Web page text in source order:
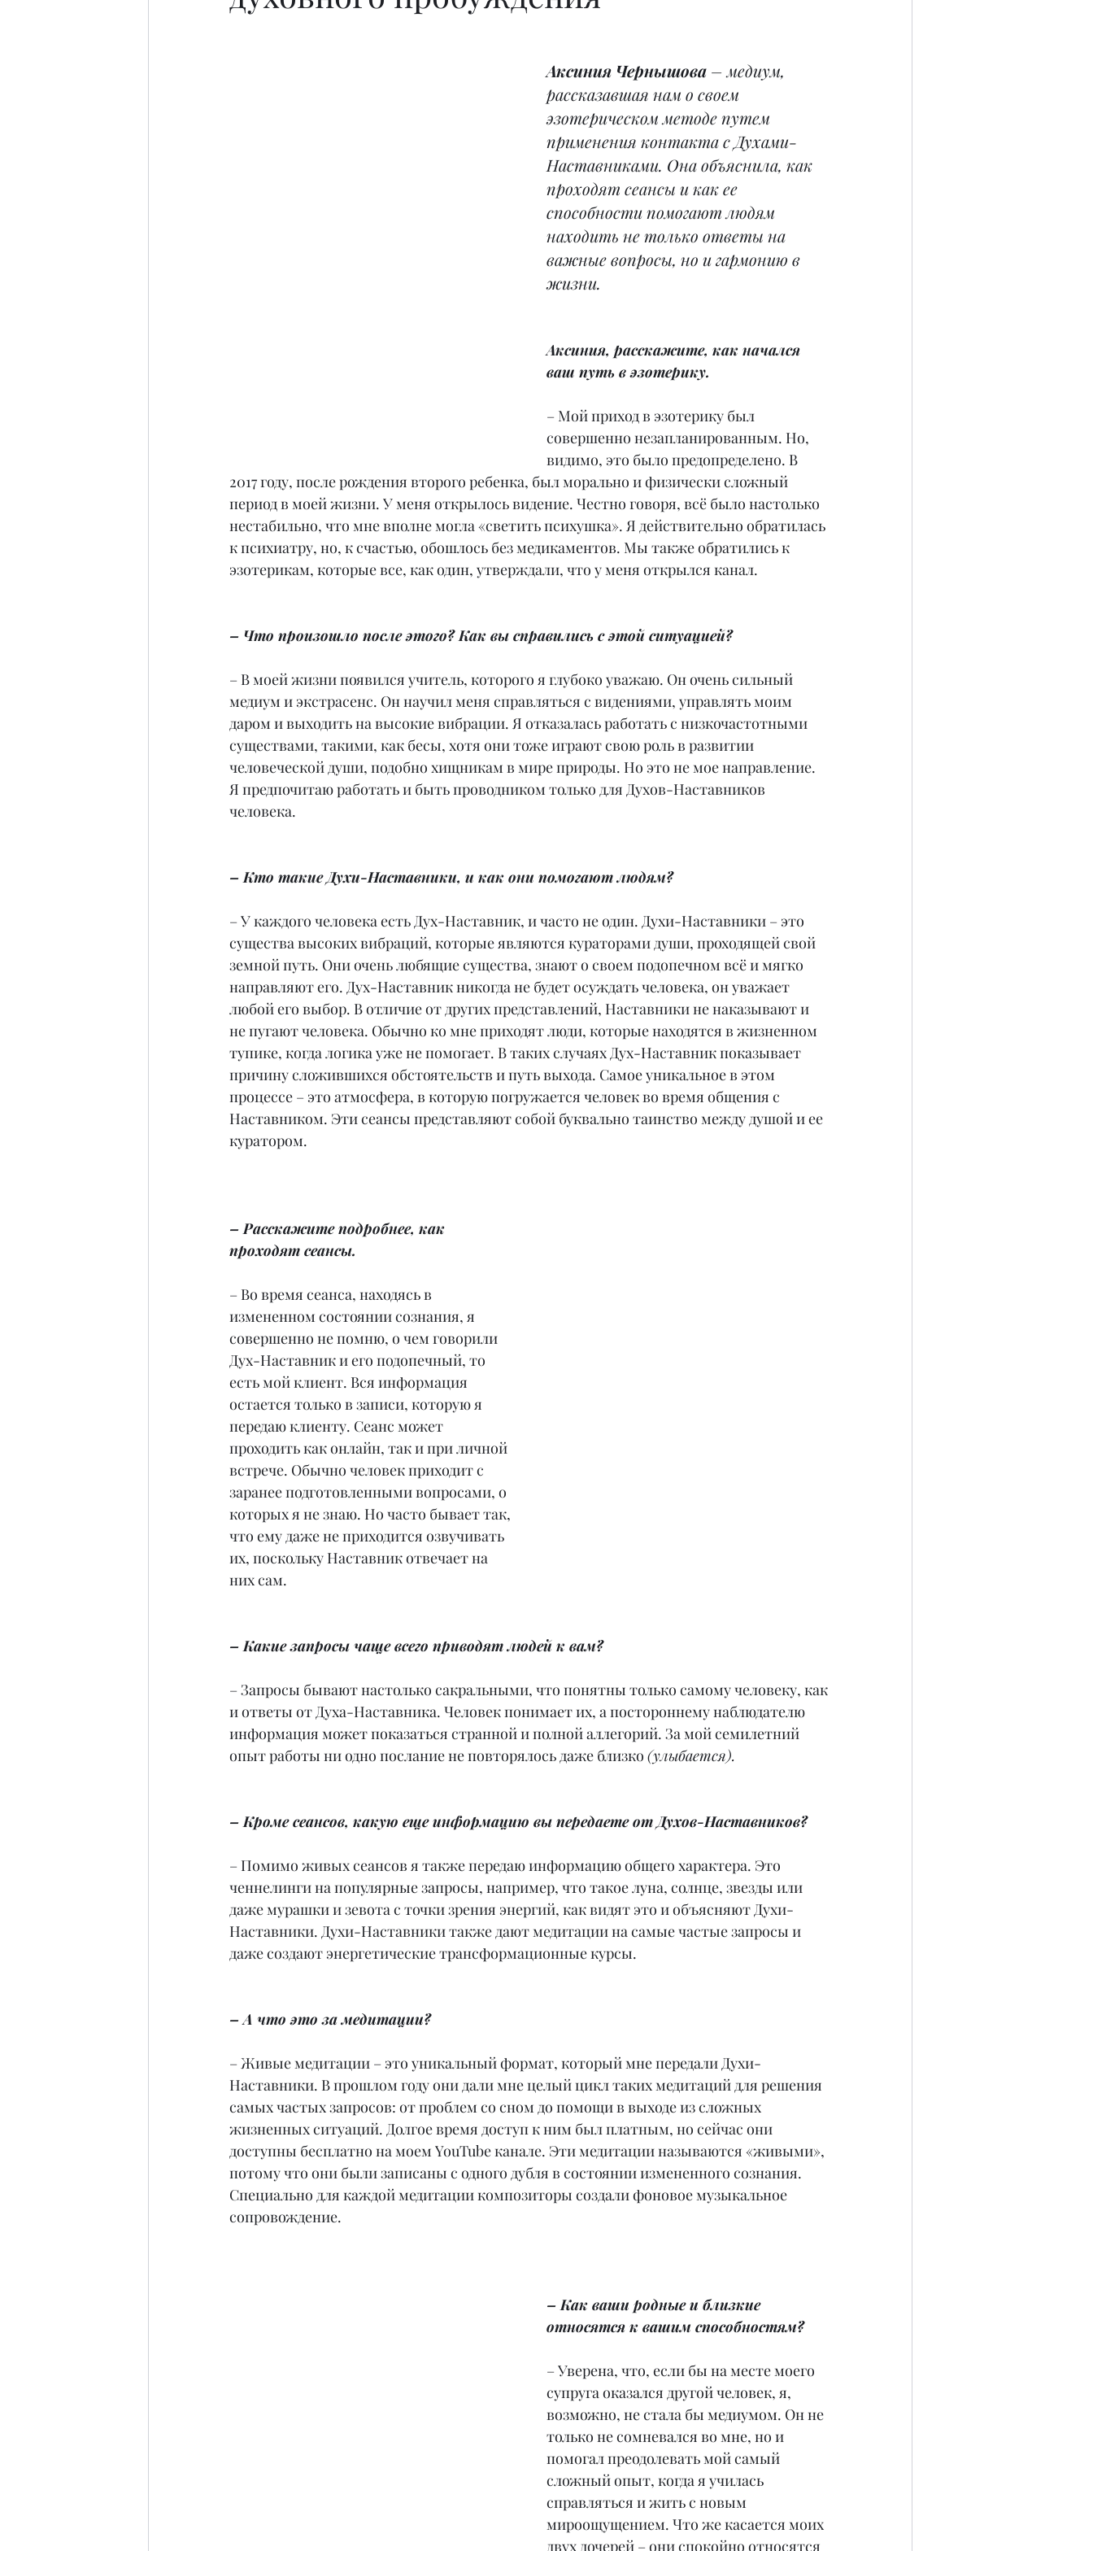
Аксиния Чернышова – медиум,
рассказавшая нам о своем
эзотерическом методе путем
применения контакта с Духами-
Наставниками. Она объяснила, как
проходят сеансы и как ее
способности помогают людям
находить не только ответы на
важные вопросы, но и гармонию в
жизни.
Аксиния, расскажите, как начался
ваш путь в эзотерику.
– Мой приход в эзотерику был
совершенно незапланированным. Но,
видимо, это было предопределено. В
2017 году, после рождения второго ребенка, был морально и физически сложный
период в моей жизни. У меня открылось видение. Честно говоря, всё было настолько
нестабильно, что мне вполне могла «светить психушка». Я действительно обратилась
к психиатру, но, к счастью, обошлось без медикаментов. Мы также обратились к
эзотерикам, которые все, как один, утверждали, что у меня открылся канал.
– Что произошло после этого? Как вы справились с этой ситуацией?
– В моей жизни появился учитель, которого я глубоко уважаю. Он очень сильный
медиум и экстрасенс. Он научил меня справляться с видениями, управлять моим
даром и выходить на высокие вибрации. Я отказалась работать с низкочастотными
существами, такими, как бесы, хотя они тоже играют свою роль в развитии
человеческой души, подобно хищникам в мире природы. Но это не мое направление.
Я предпочитаю работать и быть проводником только для Духов-Наставников
человека.
– Кто такие Духи-Наставники, и как они помогают людям?
– У каждого человека есть Дух-Наставник, и часто не один. Духи-Наставники – это
существа высоких вибраций, которые являются кураторами души, проходящей свой
земной путь. Они очень любящие существа, знают о своем подопечном всё и мягко
направляют его. Дух-Наставник никогда не будет осуждать человека, он уважает
любой его выбор. В отличие от других представлений, Наставники не наказывают и
не пугают человека. Обычно ко мне приходят люди, которые находятся в жизненном
тупике, когда логика уже не помогает. В таких случаях Дух-Наставник показывает
причину сложившихся обстоятельств и путь выхода. Самое уникальное в этом
процессе – это атмосфера, в которую погружается человек во время общения с
Наставником. Эти сеансы представляют собой буквально таинство между душой и ее
куратором.
– Расскажите подробнее, как
проходят сеансы.
– Во время сеанса, находясь в
измененном состоянии сознания, я
совершенно не помню, о чем говорили
Дух-Наставник и его подопечный, то
есть мой клиент. Вся информация
остается только в записи, которую я
передаю клиенту. Сеанс может
проходить как онлайн, так и при личной
встрече. Обычно человек приходит с
заранее подготовленными вопросами, о
которых я не знаю. Но часто бывает так,
что ему даже не приходится озвучивать
их, поскольку Наставник отвечает на
них сам.
– Какие запросы чаще всего приводят людей к вам?
– Запросы бывают настолько сакральными, что понятны только самому человеку, как
и ответы от Духа-Наставника. Человек понимает их, а постороннему наблюдателю
информация может показаться странной и полной аллегорий. За мой семилетний
опыт работы ни одно послание не повторялось даже близко (улыбается).
– Кроме сеансов, какую еще информацию вы передаете от Духов-Наставников?
– Помимо живых сеансов я также передаю информацию общего характера. Это
ченнелинги на популярные запросы, например, что такое луна, солнце, звезды или
даже мурашки и зевота с точки зрения энергий, как видят это и объясняют Духи-
Наставники. Духи-Наставники также дают медитации на самые частые запросы и
даже создают энергетические трансформационные курсы.
– А что это за медитации?
– Живые медитации – это уникальный формат, который мне передали Духи-
Наставники. В прошлом году они дали мне целый цикл таких медитаций для решения
самых частых запросов: от проблем со сном до помощи в выходе из сложных
жизненных ситуаций. Долгое время доступ к ним был платным, но сейчас они
доступны бесплатно на моем YouTube канале. Эти медитации называются «живыми»,
потому что они были записаны с одного дубля в состоянии измененного сознания.
Специально для каждой медитации композиторы создали фоновое музыкальное
сопровождение.
– Как ваши родные и близкие
относятся к вашим способностям?
– Уверена, что, если бы на месте моего
супруга оказался другой человек, я,
возможно, не стала бы медиумом. Он не
только не сомневался во мне, но и
помогал преодолевать мой самый
сложный опыт, когда я училась
справляться и жить с новым
мироощущением. Что же касается моих
двух дочерей – они спокойно относятся